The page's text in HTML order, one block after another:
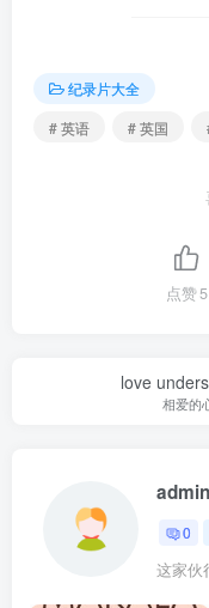
纪录片大全
# 英语
# 英国
点赞5
love
相爱的
admin
0
这家伙